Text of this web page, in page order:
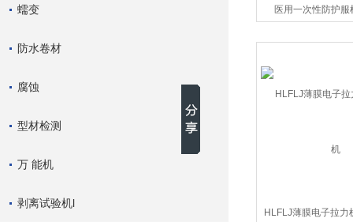
蠕变
防水卷材
腐蚀
型材检测
万 能机
剥离试验机l
医用一次性防护
HLFLJ薄膜电子拉力